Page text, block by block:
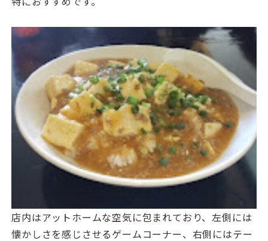
店内はアットホームな空気に包まれており、左側には
懐かしさを感じさせるゲームコーナー、右側にはテー